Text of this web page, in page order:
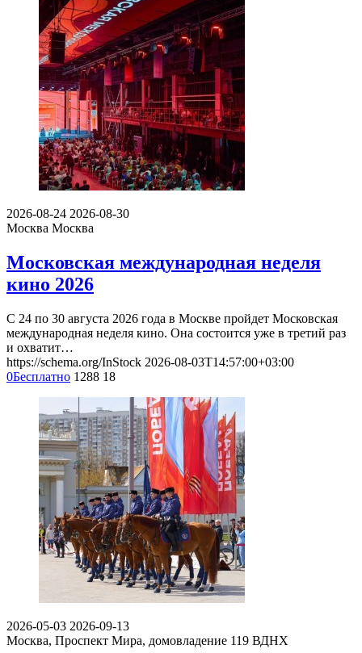
2026-08-24 2026-08-30
Москва Москва
Московская международная неделя
кино 2026
С 24 по 30 августа 2026 года в Москве пройдет Московская
международная неделя кино. Она состоится уже в третий раз
и охватит…
https://schema.org/InStock 2026-08-03T14:57:00+03:00
0Бесплатно 1288 18
2026-05-03 2026-09-13
Москва, Проспект Мира, домовладение 119 ВДНХ